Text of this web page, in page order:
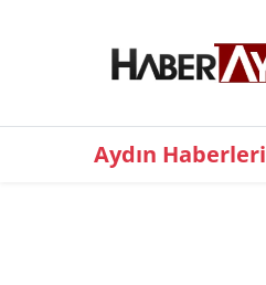
Aydın Haberleri